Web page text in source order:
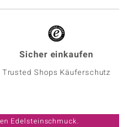
Sicher einkaufen
Trusted Shops Käuferschutz
Edelsteinschmuck.